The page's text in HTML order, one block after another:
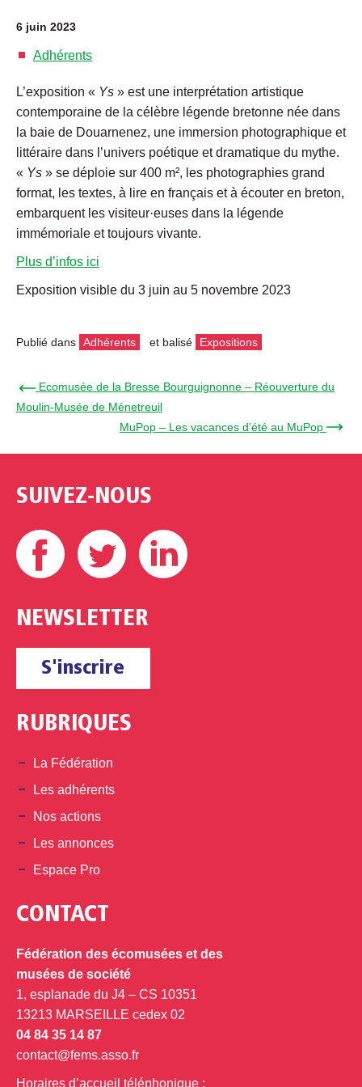
6 juin 2023
Adhérents
L’exposition « Ys » est une interprétation artistique
contemporaine de la célèbre légende bretonne née dans
la baie de Douarnenez, une immersion photographique et
littéraire dans l’univers poétique et dramatique du mythe.
« Ys » se déploie sur 400 m², les photographies grand
format, les textes, à lire en français et à écouter en breton,
embarquent les visiteur·euses dans la légende
immémoriale et toujours vivante.
Plus d’infos ici
Exposition visible du 3 juin au 5 novembre 2023
Publié dans Adhérents et balisé Expositions
← Ecomusée de la Bresse Bourguignonne – Réouverture du
Moulin-Musée de Ménetreuil
MuPop – Les vacances d’été au MuPop →
SUIVEZ-NOUS
Facebook Twitter
NEWSLETTER
S'inscrire
RUBRIQUES
La Fédération
Les adhérents
Nos actions
Les annonces
Espace Pro
CONTACT
Fédération des écomusées et des
musées de société
1, esplanade du J4 – CS 10351
13213 MARSEILLE cedex 02
04 84 35 14 87
contact@fems.asso.fr
Horaires d’accueil téléphonique :